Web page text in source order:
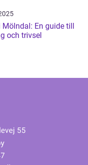
Mölndal: En guide till
och trivsel